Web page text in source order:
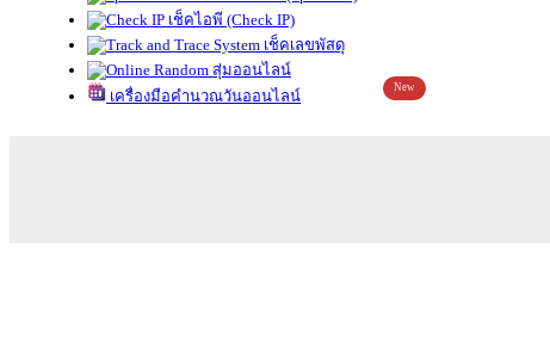
เช็คไอพี (Check IP)
เช็คเลขพัสดุ
สุ่มออนไลน์
เครื่องมือคำนวณวันออนไลน์
New